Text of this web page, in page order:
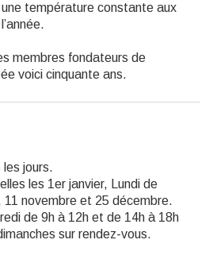
une température constante aux
membres fondateurs de
voici cinquante ans.
les jours.
les 1er janvier, Lundi de
11 novembre et 25 décembre.
de 9h à 12h et de 14h à 18h
sur rendez-vous.